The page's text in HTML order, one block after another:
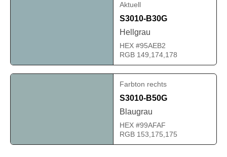
Aktuell
S3010-B30G
Hellgrau
HEX #95AEB2
RGB 149,174,178
Farbton rechts
S3010-B50G
Blaugrau
HEX #99AFAF
RGB 153,175,175